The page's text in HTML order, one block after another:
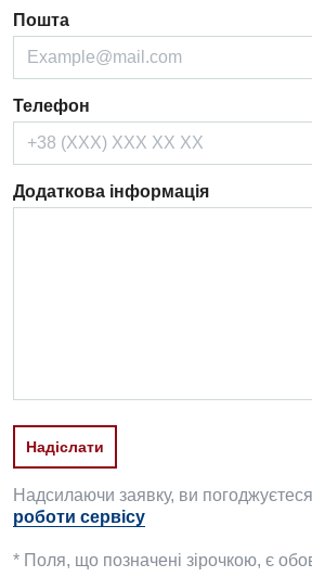
Дієтологія
Ендокринологія
Кардіологія
Мамологія
Медична психологія
Проктологія
Пульмонологія
Ревматологія
Терапія
Пошта
Телефон
Додаткова інформація
Надсилаючи заявку, ви
роботи сервісу
* Поля, що позначені зірочкою, є